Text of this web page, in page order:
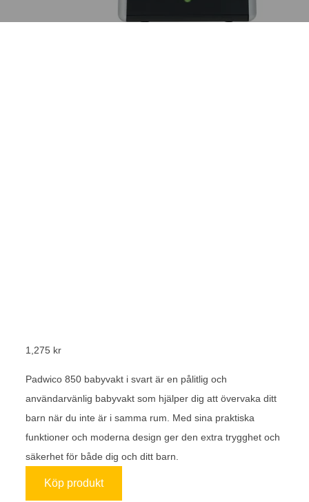
1,275 kr
Padwico 850 babyvakt i svart är en pålitlig och
användarvänlig babyvakt som hjälper dig att övervaka ditt
barn när du inte är i samma rum. Med sina praktiska
funktioner och moderna design ger den extra trygghet och
säkerhet för både dig och ditt barn.
Köp produkt